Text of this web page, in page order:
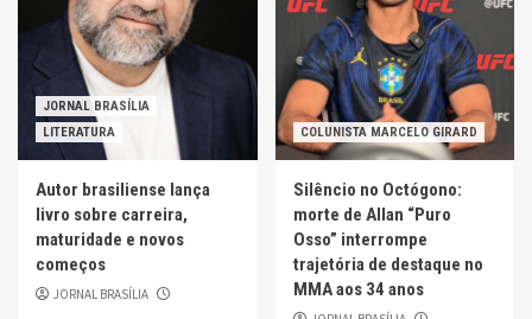
JORNAL BRASÍLIA
LITERATURA
Autor brasiliense lança
livro sobre carreira,
maturidade e novos
começos
JORNAL BRASÍLIA
COLUNISTA MARCELO GIRARD
Silêncio no Octógono:
morte de Allan “Puro
Osso” interrompe
trajetória de destaque no
MMA aos 34 anos